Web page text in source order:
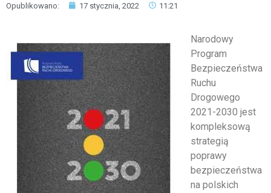
Opublikowano: 17 stycznia, 2022 11:21
Narodowy
Program
Bezpieczeństwa
Ruchu
Drogowego
2021-2030 jest
kompleksową
strategią
poprawy
bezpieczeństwa
na polskich